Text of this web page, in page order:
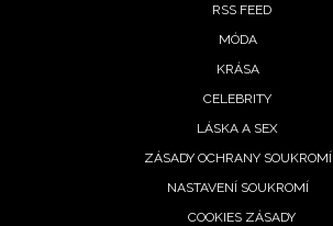
RSS FEED
MÓDA
KRÁSA
CELEBRITY
LÁSKA A SEX
ZÁSADY OCHRANY SOUKROMÍ
NASTAVENÍ SOUKROMÍ
COOKIES ZÁSADY